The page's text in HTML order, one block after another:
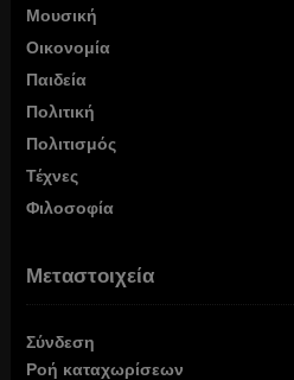
Μουσική
Οικονομία
Παιδεία
Πολιτική
Πολιτισμός
Τέχνες
Φιλοσοφία
Μεταστοιχεία
Σύνδεση
Ροή καταχωρίσεων